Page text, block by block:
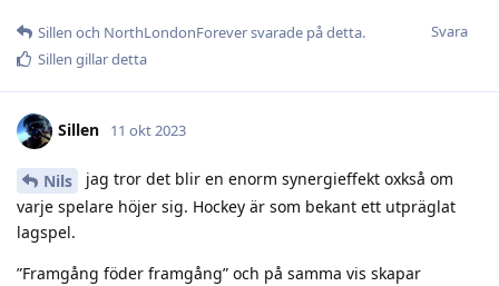
Svara
Sillen och NorthLondonForeversvarade på detta.
Sillen gillar detta
Sillen 11 okt 2023
Nils
jag tror det blir en enorm synergieffekt oxkså om
varje spelare höjer sig. Hockey är som bekant ett utpräglat
lagspel.
”Framgång föder framgång” och på samma vis skapar